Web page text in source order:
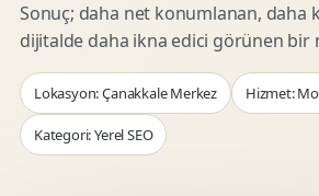
Sonuç; daha net konumlanan, daha
dijitalde daha ikna edici görünen bir
Lokasyon: Çanakkale Merkez Hizmet:
Kategori: Yerel SEO